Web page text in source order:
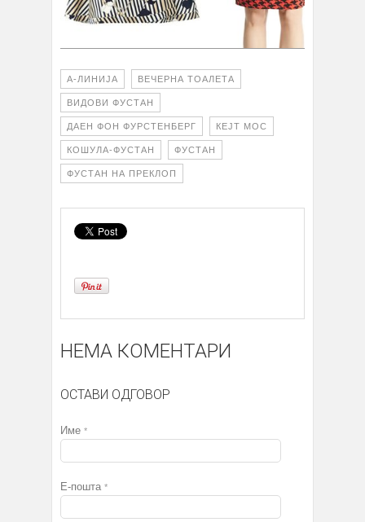
А-ЛИНИЈА ВЕЧЕРНА ТОАЛЕТА
ВИДОВИ ФУСТАН
ДАЕН ФОН ФУРСТЕНБЕРГ КЕЈТ МОС
КОШУЛА-ФУСТАН ФУСТАН
ФУСТАН НА ПРЕКЛОП
НЕМА КОМЕНТАРИ
ОСТАВИ ОДГОВОР
Име *
Е-пошта *